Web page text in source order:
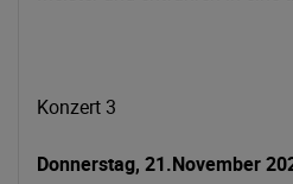
Konzert 3
Donnerstag, 21.November